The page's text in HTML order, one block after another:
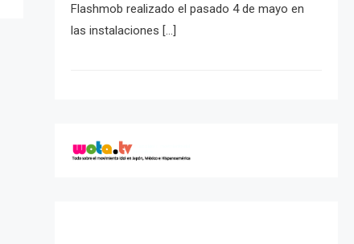
Flashmob realizado el pasado 4 de mayo en
las instalaciones […]